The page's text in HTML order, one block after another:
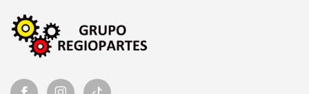
Mangueras
Radiadores
Alternadores